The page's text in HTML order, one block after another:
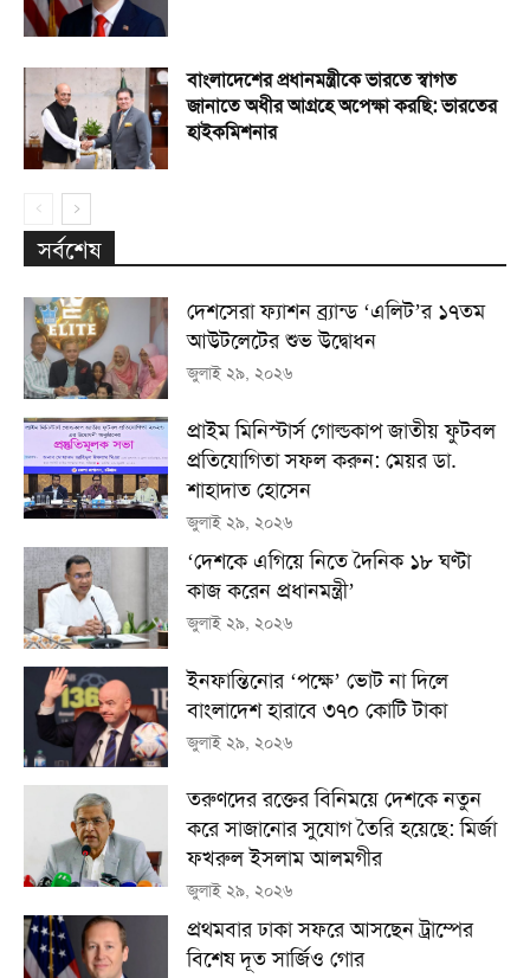
বাংলাদেশের প্রধানমন্ত্রীকে ভারতে স্বাগত
জানাতে অধীর আগ্রহে অপেক্ষা কর‌ছি: ভারতের
হাইকমিশনার
সর্বশেষ
দেশসেরা ফ্যাশন ব্র্যান্ড ‘এলিট’র ১৭তম
আউটলেটের শুভ উদ্বোধন
জুলাই ২৯, ২০২৬
প্রাইম মিনিস্টার্স গোল্ডকাপ জাতীয় ফুটবল
প্রতিযোগিতা সফল করুন: মেয়র ডা.
শাহাদাত হোসেন
জুলাই ২৯, ২০২৬
‘দেশকে এগিয়ে নিতে দৈনিক ১৮ ঘণ্টা
কাজ করেন প্রধানমন্ত্রী’
জুলাই ২৯, ২০২৬
ইনফান্তিনোর ‘পক্ষে’ ভোট না দিলে
বাংলাদেশ হারাবে ৩৭০ কোটি টাকা
জুলাই ২৯, ২০২৬
তরুণদের রক্তের বিনিময়ে দেশকে নতুন
করে সাজানোর সুযোগ তৈরি হয়েছে: মির্জা
ফখরুল ইসলাম আলমগীর
জুলাই ২৯, ২০২৬
প্রথমবার ঢাকা সফরে আসছেন ট্রাম্পের
বিশেষ দূত সার্জিও গোর